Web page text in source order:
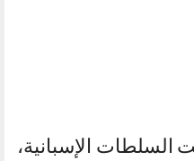
الإسبانية،